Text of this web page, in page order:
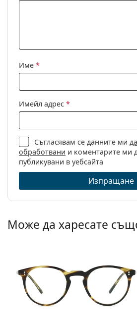
панти:
Кутия:
Да
Пол:
Мъжки
Категория:
Диоптрични
Марка:
Oliver Peoples
Код:
0OV5183 1011 47
Име *
Имейл адрес *
Съгласявам се данните ми
обработвани и коментарите ми
публикувани в уебсайта
Изпращане
Може да харесате